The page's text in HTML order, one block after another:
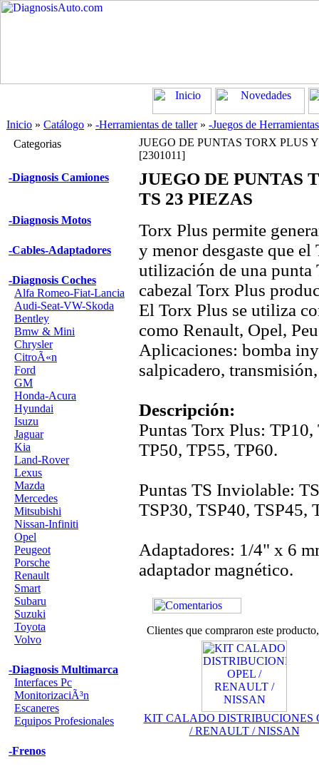
Inicio » Catálogo » -Herramientas de taller» -Juegos de Herramientas
Categorias
-Diagnosis Camiones
-Diagnosis Motos
-Cables-Adaptadores
-Diagnosis Coches
Alfa Romeo-Fiat-Lancia
Audi-Seat-VW-Skoda
Bentley
Bmw & Mini
Chrysler
CitroÃ«n
Ford
GM
Honda-Acura
Hyundai
Isuzu
Jaguar
Kia
Land-Rover
Lexus
Mazda
Mercedes
Mitsubishi
Nissan-Infiniti
Opel
Peugeot
Porsche
Renault
Smart
Subaru
Suzuki
Toyota
Volvo
-Diagnosis Multimarca
Interfaces Pc
MonitorizaciÃ³n
Escaneres
Equipos Profesionales
-Frenos
JUEGO DE PUNTAS TORX PLUS
[2301011]
JUEGO DE PUNTAS
TS 23 PIEZAS
Torx Plus permite
y menor desgaste que el
utilización de una punta
cabezal Torx Plus
El Torx Plus se utiliza
como Renault, Opel,
Aplicaciones: bomba
salpicadero,
Descripción:
Puntas Torx Plus:
TP50, TP55, TP60.
Puntas TS Inviolable:
TSP30, TSP40, TSP45,
Adaptadores: 1/4" x 6
adaptador magnético.
Clientes que compraron este
KIT CALADO DISTRIBUCIONES
/ RENAULT / NISSAN